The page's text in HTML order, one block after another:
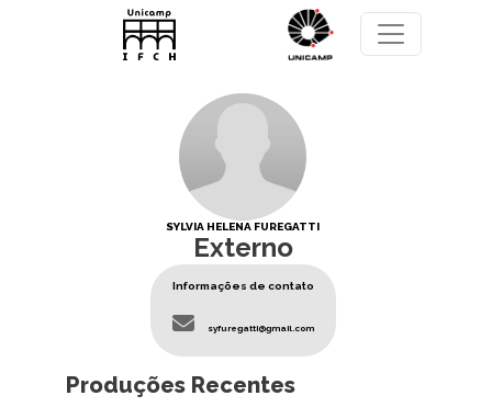
Pular para o conteúdo principal
SYLVIA HELENA FUREGATTI
Externo
Informações de contato
syfuregatti@gmail.com
Produções Recentes